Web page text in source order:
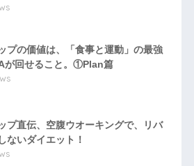
プの価値は、「食事と運動」の最強
が回せること。①Plan篇
プ直伝、空腹ウオーキングで、リバ
ないダイエット！